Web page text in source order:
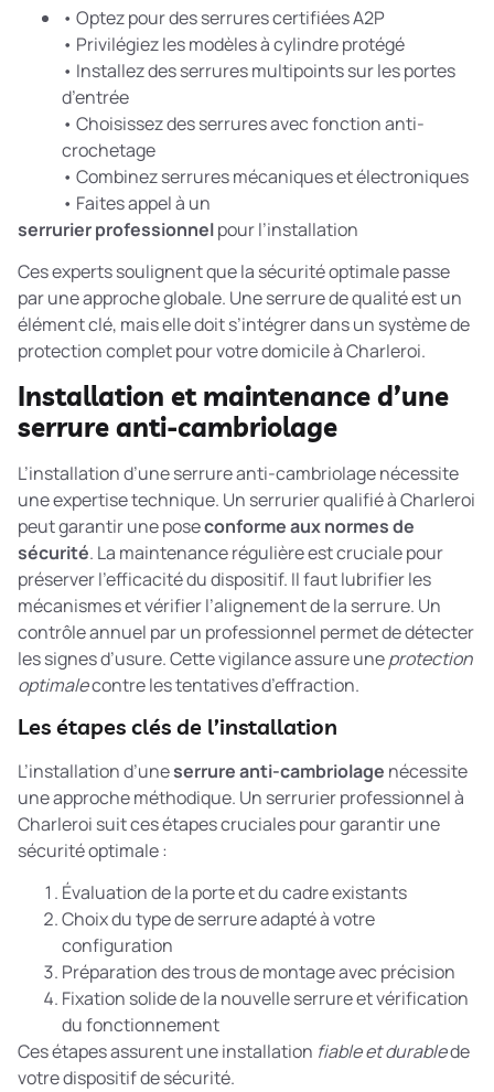
• Optez pour des serrures certifiées A2P
• Privilégiez les modèles à cylindre protégé
• Installez des serrures multipoints sur les portes
d’entrée
• Choisissez des serrures avec fonction anti-
crochetage
• Combinez serrures mécaniques et électroniques
• Faites appel à un
serrurier professionnelpour l’installation
Ces experts soulignent que la sécurité optimale passe
par une approche globale. Une serrure de qualité est un
élément clé, mais elle doit s’intégrer dans un système de
protection complet pour votre domicile à Charleroi.
Installation et maintenance d’une
serrure anti-cambriolage
L’installation d’une serrure anti-cambriolage nécessite
une expertise technique. Un serrurier qualifié à Charleroi
peut garantir une poseconforme aux normes de
sécurité. La maintenance régulière est cruciale pour
préserver l’efficacité du dispositif. Il faut lubrifier les
mécanismes et vérifier l’alignement de la serrure. Un
contrôle annuel par un professionnel permet de détecter
les signes d’usure. Cette vigilance assure uneprotection
optimalecontre les tentatives d’effraction.
Les étapes clés de l’installation
L’installation d’uneserrure anti-cambriolage nécessite
une approche méthodique. Un serrurier professionnel à
Charleroi suit ces étapes cruciales pour garantir une
sécurité optimale :
Évaluation de la porte et du cadre existants
Choix du type de serrure adapté à votre
configuration
Préparation des trous de montage avec précision
Fixation solide de la nouvelle serrure et vérification
du fonctionnement
Ces étapes assurent une installation fiable et durablede
votre dispositif de sécurité.